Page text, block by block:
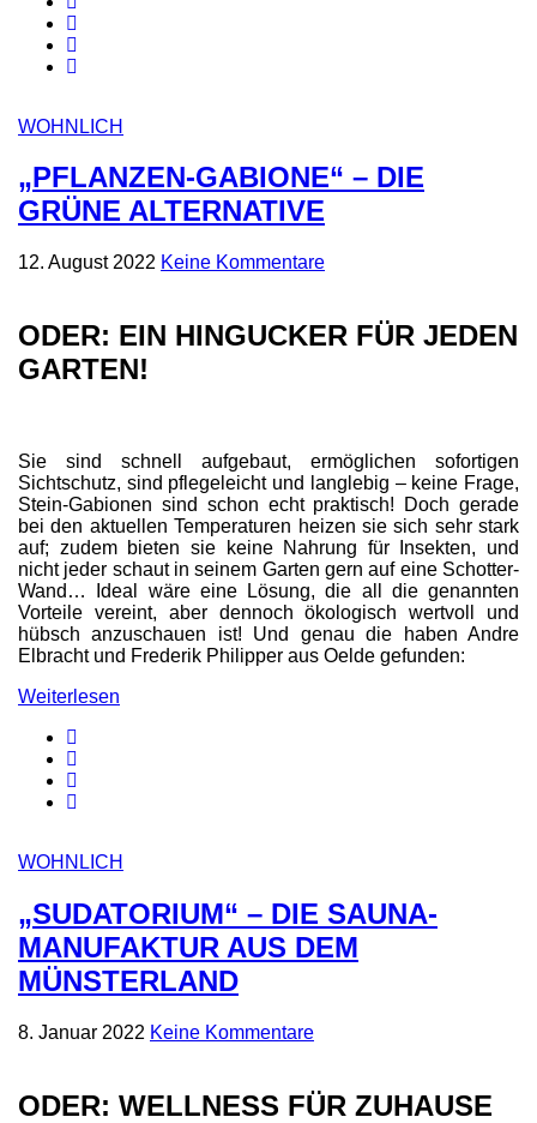
WOHNLICH
„PFLANZEN-GABIONE“ – DIE
GRÜNE ALTERNATIVE
12. August 2022 Keine Kommentare
ODER: EIN HINGUCKER FÜR JEDEN
GARTEN!
Sie sind schnell aufgebaut, ermöglichen sofortigen
Sichtschutz, sind pflegeleicht und langlebig – keine Frage,
Stein-Gabionen sind schon echt praktisch! Doch gerade
bei den aktuellen Temperaturen heizen sie sich sehr stark
auf; zudem bieten sie keine Nahrung für Insekten, und
nicht jeder schaut in seinem Garten gern auf eine Schotter-
Wand… Ideal wäre eine Lösung, die all die genannten
Vorteile vereint, aber dennoch ökologisch wertvoll und
hübsch anzuschauen ist! Und genau die haben Andre
Elbracht und Frederik Philipper aus Oelde gefunden:
Weiterlesen
WOHNLICH
„SUDATORIUM“ – DIE SAUNA-
MANUFAKTUR AUS DEM
MÜNSTERLAND
8. Januar 2022 Keine Kommentare
ODER: WELLNESS FÜR ZUHAUSE